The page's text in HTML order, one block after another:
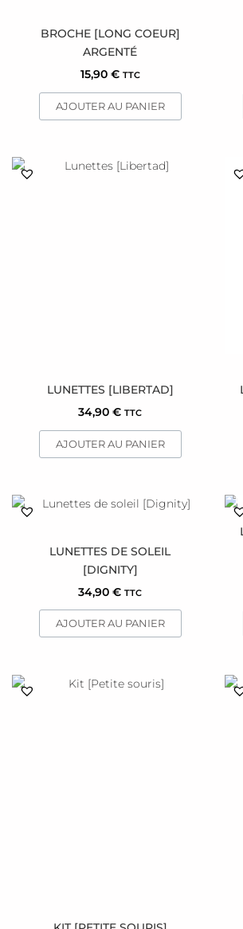
BROCHE [LONG COEUR]
ARGENTÉ
15,90 € TTC
AJOUTER AU PANIER
LUNETTES [LIBERTAD]
34,90€ TTC
AJOUTER AU PANIER
LUNETTES DE SOLEIL
[DIGNITY]
34,90€ TTC
AJOUTER AU PANIER